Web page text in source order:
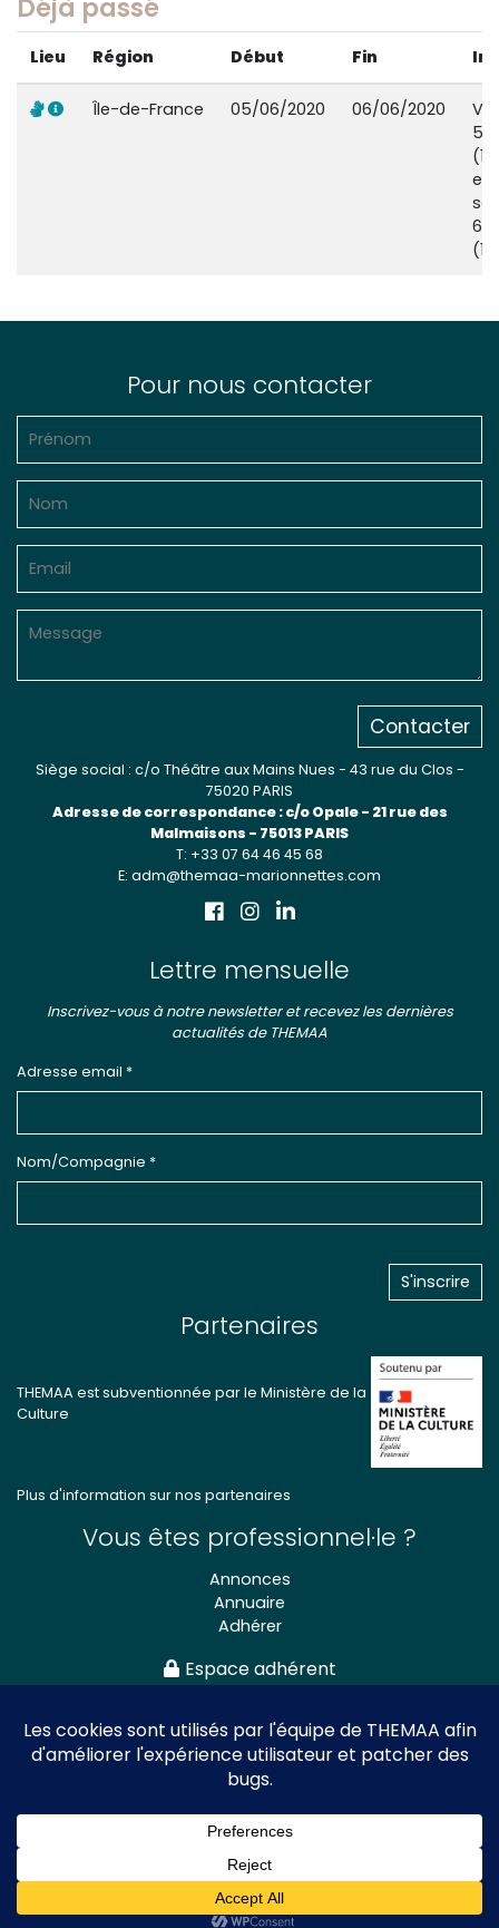
Déjà passé
Lieu Région Début Fin
Île-de-France 05/06/2020 06/06/2020
5
et
6
Pour nous contacter
Contacter
Siège social : c/o Théâtre aux Mains Nues - 43 rue du Clos -
75020 PARIS
Adresse de correspondance : c/o Opale - 21 rue des
Malmaisons - 75013 PARIS
T: +33 07 64 46 45 68
E: adm@themaa-marionnettes.com
Lettre mensuelle
Inscrivez-vous à notre newsletter et recevez les dernières
actualités de THEMAA
Adresse email *
Nom/Compagnie *
Partenaires
THEMAA est subventionnée par le Ministère de la
Culture
Plus d'information sur nos partenaires
Vous êtes professionnel·le ?
Annonces
Annuaire
Adhérer
Espace adhérent
Association nationale
des Théâtres de Marionnettes
et Arts Associés